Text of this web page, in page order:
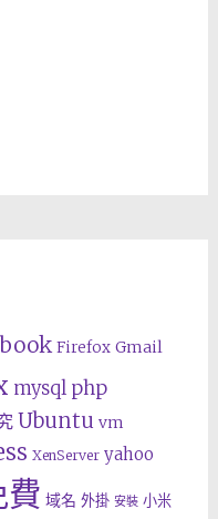
Firefox Gmail
mysql php
Ubuntu vm
XenServer yahoo
費 域名 外掛 安裝 小米